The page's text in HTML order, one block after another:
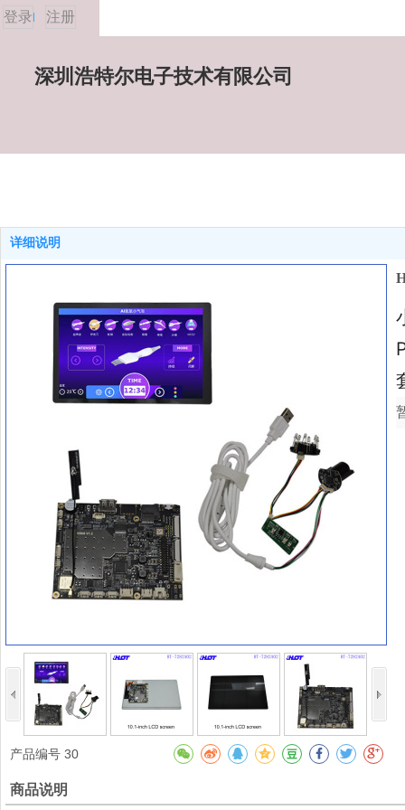
深圳浩特尔电子技术有限公司
登录 注册
详细说明
产品编号 30
商品说明